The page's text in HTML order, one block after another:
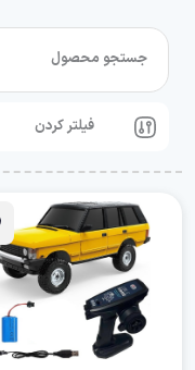
جستجو محصول
فیلتر کردن